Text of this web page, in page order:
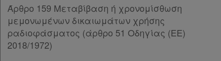
Παρ.6
Παρ.7
Άρθρο 95 [-]
Παρ.1
Άρθρο 159 Μεταβίβαση ή χρονομίσθωση
μεμονωμένων δικαιωμάτων χρήσης
ραδιοφάσματος (άρθρο 51 Οδηγίας (ΕΕ)
2018/1972)